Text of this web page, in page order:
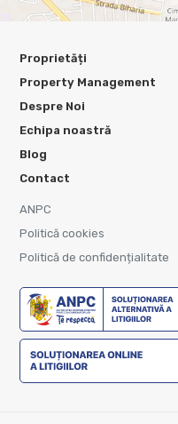
Proprietăți
Property Management
Despre Noi
Echipa noastră
Blog
Contact
ANPC
Politică cookies
Politică de confidențialitate